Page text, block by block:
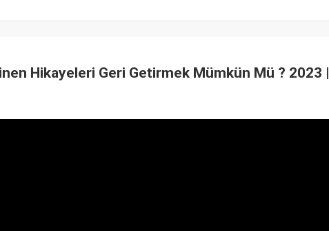
Hikayeleri Geri Getirmek Mümkün Mü ? 2023 |